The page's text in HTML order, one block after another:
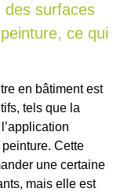
des surfaces
ce qui
en bâtiment est
tels que la
Cette
une certaine
mais elle est